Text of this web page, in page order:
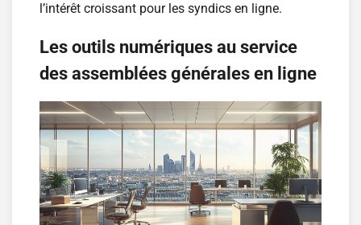
l’intérêt croissant pour les syndics en ligne.
Les outils numériques au service
des assemblées générales en ligne